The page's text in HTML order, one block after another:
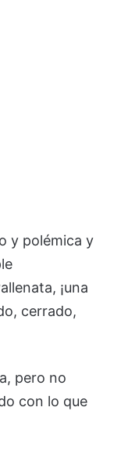
y polémica y
¡una
cerrado,
pero no
con lo que